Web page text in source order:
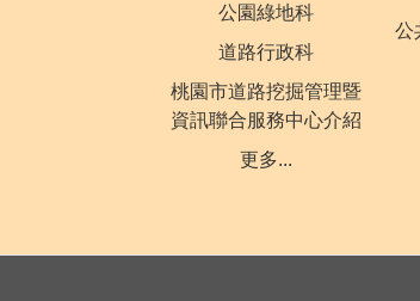
公園綠地科
道路行政科
桃園市道路挖掘管理暨
資訊聯合服務中心介紹
更多...
公